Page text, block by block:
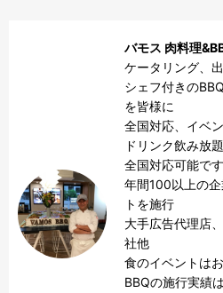
バモス 肉料理
ケータリング、
シェフ付きの
を皆様に
全国対応、イベ
ドリンク飲み放
全国対応可能です
年間100以上の
トを施行
大手広告代理店
社他
食のイベントは
BBQの施行実績